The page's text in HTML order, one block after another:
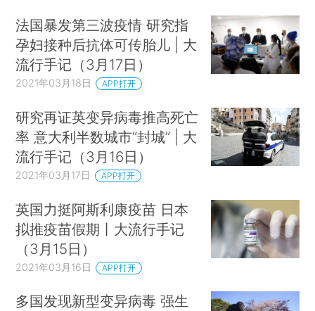
法国暴发第三波疫情 研究指
孕妇接种后抗体可传胎儿 | 大
流行手记（3月17日）
2021年03月18日 APP打开
研究再证英变异病毒推高死亡
率 意大利半数城市“封城” | 大
流行手记（3月16日）
2021年03月17日 APP打开
英国力挺阿斯利康疫苗 日本
拟推疫苗假期丨大流行手记
（3月15日）
2021年03月16日 APP打开
多国发现新型变异病毒 强生